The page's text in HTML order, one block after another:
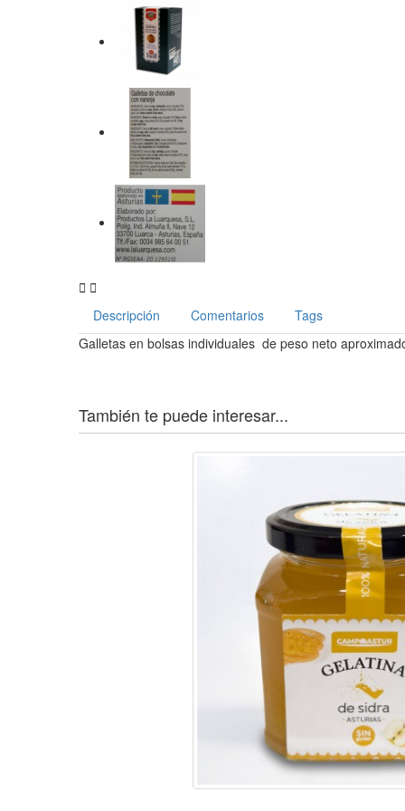
 
Descripción
Comentarios
Tags
Galletas en bolsas individuales de peso neto
También te puede interesar...